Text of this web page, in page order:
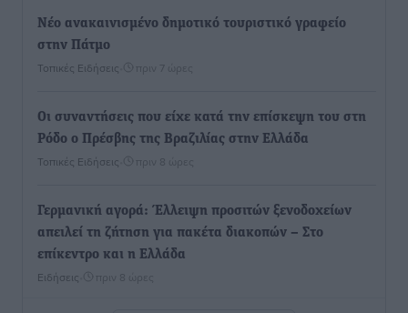
Νέο ανακαινισμένο δημοτικό τουριστικό γραφείο
στην Πάτμο
Τοπικές Ειδήσεις πριν 7 ώρες
Οι συναντήσεις που είχε κατά την επίσκεψη του στη
Ρόδο ο Πρέσβης της Βραζιλίας στην Ελλάδα
Τοπικές Ειδήσεις πριν 8 ώρες
Γερμανική αγορά: Έλλειψη προσιτών ξενοδοχείων
απειλεί τη ζήτηση για πακέτα διακοπών – Στο
επίκεντρο και η Ελλάδα
Ειδήσεις πριν 8 ώρες